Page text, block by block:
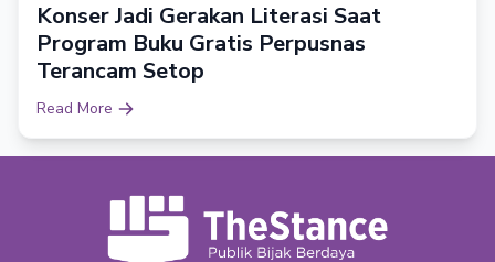
Konser Jadi Gerakan Literasi Saat
Program Buku Gratis Perpusnas
Terancam Setop
Read More